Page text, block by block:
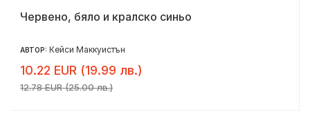
Червено, бяло и кралско синьо
АВТОР: Кейси Маккуистън
10.22 EUR (19.99 лв.)
12.78 EUR (25.00 лв.)